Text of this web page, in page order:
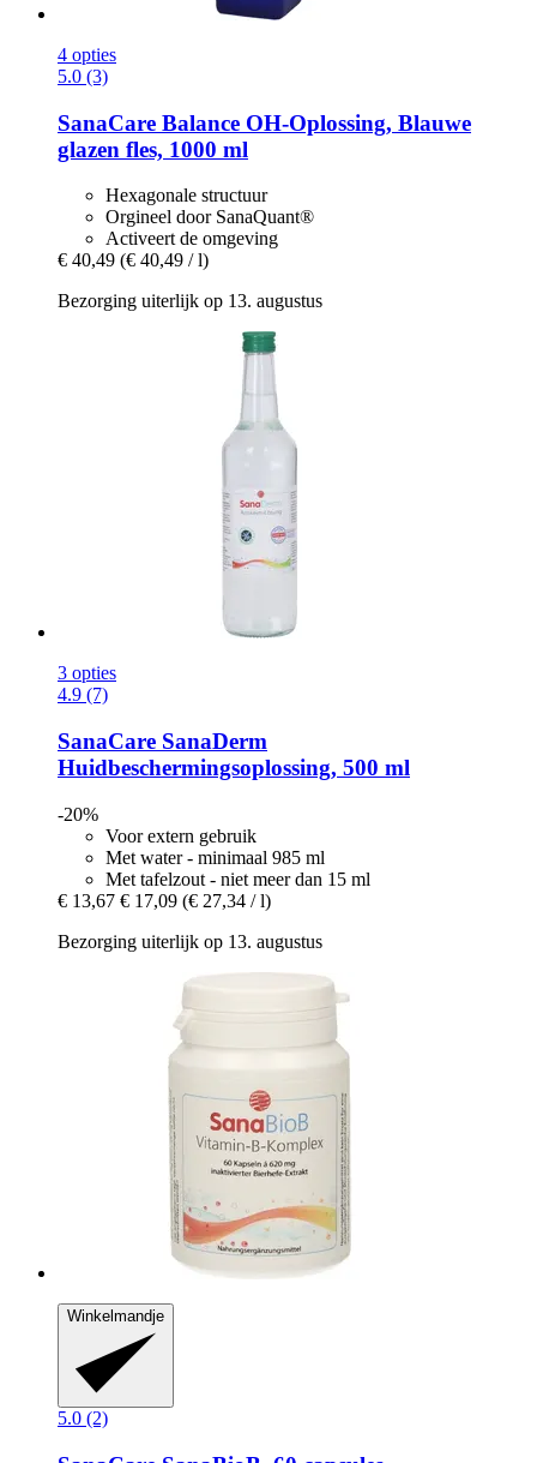
4 opties
5.0 (3)
SanaCare Balance OH-​Oplossing, Blauwe
glazen fles, 1000 ml
Hexagonale structuur
Orgineel door SanaQuant®
Activeert de omgeving
€ 40,49 (€ 40,49 / l)
Bezorging uiterlijk op 13. augustus
3 opties
4.9 (7)
SanaCare SanaDerm
Huidbeschermingsoplossing, 500 ml
-20%
Voor extern gebruik
Met water - minimaal 985 ml
Met tafelzout - niet meer dan 15 ml
€ 13,67 € 17,09 (€ 27,34 / l)
Bezorging uiterlijk op 13. augustus
Winkelmandje
5.0 (2)